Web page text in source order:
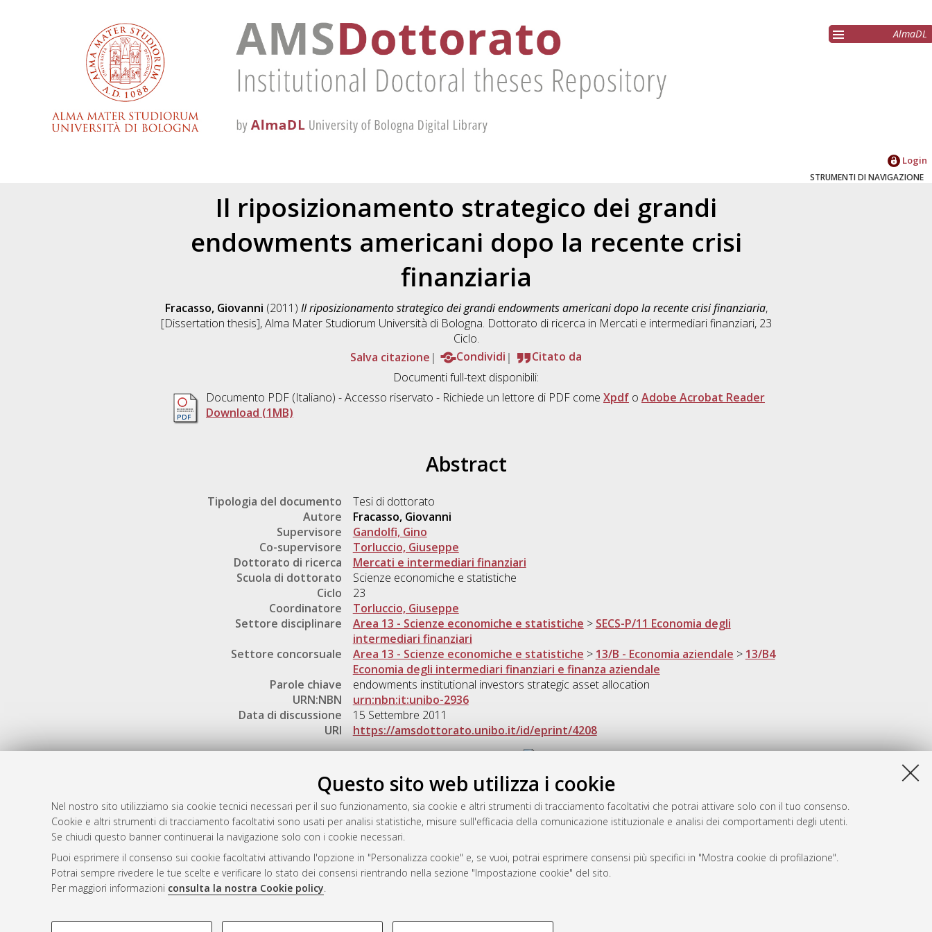
Questo sito web utilizza i cookie
Nel nostro sito utilizziamo sia cookie tecnici necessari per il suo funzionamento, sia cookie e altri strumenti di tracciamento facoltativi che potrai attivare solo con il tuo consenso.
Cookie e altri strumenti di tracciamento facoltativi sono usati per analisi statistiche, misure sull'efficacia della comunicazione istituzionale e analisi dei comportamenti degli utenti.
Se chiudi questo banner continuerai la navigazione solo con i cookie necessari.
Puoi esprimere il consenso sui cookie facoltativi attivando l'opzione in "Personalizza cookie" e, se vuoi, potrai esprimere consensi più specifici in "Mostra cookie di profilazione".
Potrai sempre rivedere le tue scelte e verificare lo stato dei consensi rientrando nella sezione "Impostazione cookie" del sito.
Per maggiori informazioni consulta la nostra Cookie policy.
COOKIE DI PROFILAZIONE - FACOLTATIVI COOKIE TECNICI - NECESSARI
AlmaDL
Login
STRUMENTI DI NAVIGAZIONE
Il riposizionamento strategico dei grandi
endowments americani dopo la recente crisi
finanziaria
Fracasso, Giovanni (2011) Il riposizionamento strategico dei grandi endowments americani dopo la recente crisi finanziaria,
[Dissertation thesis], Alma Mater Studiorum Università di Bologna. Dottorato di ricerca in Mercati e intermediari finanziari, 23
Ciclo.
Salva citazione
Condividi
Citato da
Documenti full-text disponibili:
Documento PDF (Italiano) - Accesso riservato - Richiede un lettore di PDF come Xpdf o Adobe Acrobat Reader
Download (1MB)
Abstract
Tipologia del documento
Tesi di dottorato
Autore
Fracasso, Giovanni
Supervisore
Gandolfi, Gino
Co-supervisore
Torluccio, Giuseppe
Dottorato di ricerca
Mercati e intermediari finanziari
Scuola di dottorato
Scienze economiche e statistiche
Ciclo
23
Coordinatore
Torluccio, Giuseppe
Settore disciplinare
Area 13 - Scienze economiche e statistiche > SECS-P/11 Economia degli
intermediari finanziari
Settore concorsuale
Area 13 - Scienze economiche e statistiche > 13/B - Economia aziendale > 13/B4
Economia degli intermediari finanziari e finanza aziendale
Parole chiave
endowments institutional investors strategic asset allocation
URN:NBN
urn:nbn:it:unibo-2936
Data di discussione
15 Settembre 2011
URI
https://amsdottorato.unibo.it/id/eprint/4208
Atom
Rss 1.0
Rss 2.0
AMS Dottorato
ISSN: 2038-7946
Servizio implementato e gestito da
Impostazioni Cookie
Informativa sulla privacy
Condizioni d’uso del sito